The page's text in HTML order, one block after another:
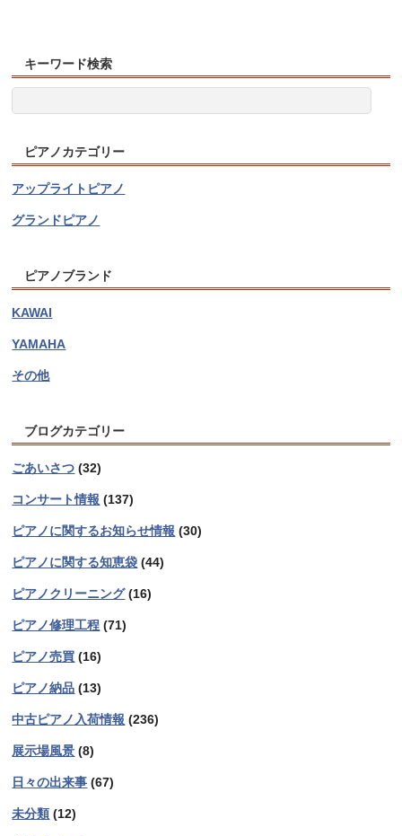
キーワード検索
ピアノカテゴリー
アップライトピアノ
グランドピアノ
ピアノブランド
KAWAI
YAMAHA
その他
ブログカテゴリー
ごあいさつ (32)
コンサート情報 (137)
ピアノに関するお知らせ情報 (30)
ピアノに関する知恵袋 (44)
ピアノクリーニング(16)
ピアノ修理工程 (71)
ピアノ売買 (16)
ピアノ納品 (13)
中古ピアノ入荷情報 (236)
展示場風景 (8)
日々の出来事 (67)
未分類 (12)